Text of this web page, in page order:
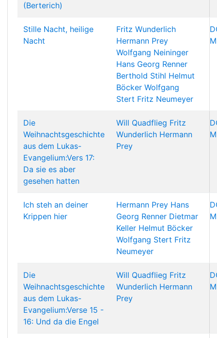
(Berterich)
Stille Nacht, heilige
Nacht
Fritz Wunderlich
Hermann Prey
Wolfgang Neininger
Hans Georg Renner
Berthold Stihl Helmut
Böcker Wolfgang
Stert Fritz Neumeyer
Die
Weihnachtsgeschichte
aus dem Lukas-
Evangelium:Vers 17:
Da sie es aber
gesehen hatten
Will Quadflieg Fritz
Wunderlich Hermann
Prey
Ich steh an deiner
Krippen hier
Hermann Prey Hans
Georg Renner Dietmar
Keller Helmut Böcker
Wolfgang Stert Fritz
Neumeyer
Die
Weihnachtsgeschichte
aus dem Lukas-
Evangelium:Verse 15 -
16: Und da die Engel
Will Quadflieg Fritz
Wunderlich Hermann
Prey